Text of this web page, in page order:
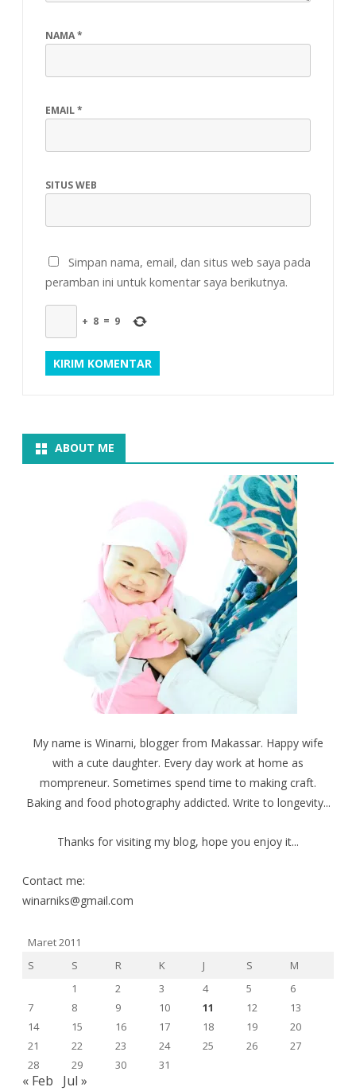
NAMA*
EMAIL*
SITUS WEB
Simpan nama, email, dan situs web saya pada
peramban ini untuk komentar saya berikutnya.
+ 8 = 9
ABOUT ME
My name is Winarni, blogger from Makassar. Happy wife
with a cute daughter. Every day work at home as
mompreneur. Sometimes spend time to making craft.
Baking and food photography addicted. Write to longevity...
Thanks for visiting my blog, hope you enjoy it...
Contact me:
winarniks@gmail.com
Maret 2011
S
S R K J S
M
1
2 3 4 5
6
7
8 9 10 11 12
13
14
15 16 17 18 19
20
21
22 23 24 25 26
27
28
29 30 31
« Feb Jul »